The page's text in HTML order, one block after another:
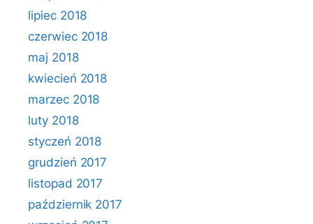
lipiec 2018
czerwiec 2018
maj 2018
kwiecień 2018
marzec 2018
luty 2018
styczeń 2018
grudzień 2017
listopad 2017
październik 2017